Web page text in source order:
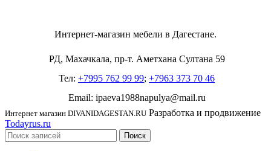
Интернет-магазин мебели в Дагестане.
РД, Махачкала, пр-т. Аметхана Султана 59
Тел: +7995 762 99 99; +7963 373 70 46
Email: ipaeva1988napulya@mail.ru
Интернет магазин DIVANIDAGESTAN.RU Разработка и продвижение
Todayrus.ru
Поиск